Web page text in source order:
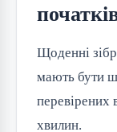
Щоденні
мають бути
перевірених
хвилин.